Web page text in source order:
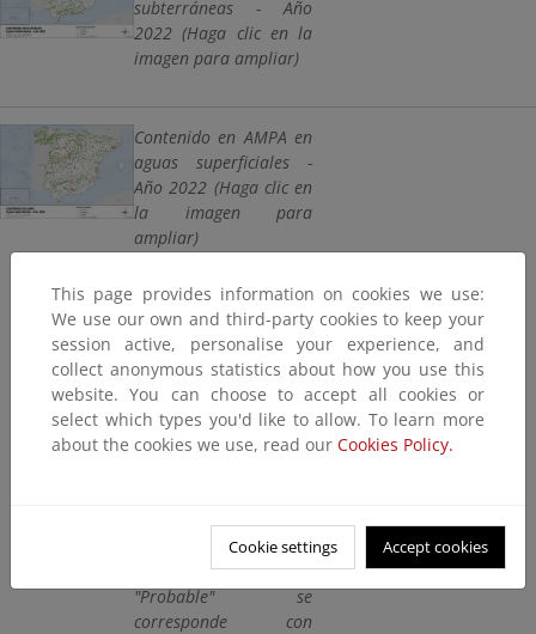
subterráneas - Año
2022 (Haga clic en la
imagen para ampliar)
Contenido en AMPA en
aguas superficiales -
Año 2022 (Haga clic en
la imagen para
ampliar)
"Sin riesgo" se
corresponde con las
estaciones con valores
de glifosato inferiores
al Límite de
Cuantificación (LQ).
"Sospechoso" se
máximo está entre el
LQ y 0,1 µg/L.
"Probable" se
corresponde con
This page provides information on cookies we use:
We use our own and third-party cookies to keep your
session active, personalise your experience, and
collect anonymous statistics about how you use this
website. You can choose to accept all cookies or
select which types you'd like to allow. To learn more
about the cookies we use, read our Cookies Policy.
Cookie settings Accept cookies